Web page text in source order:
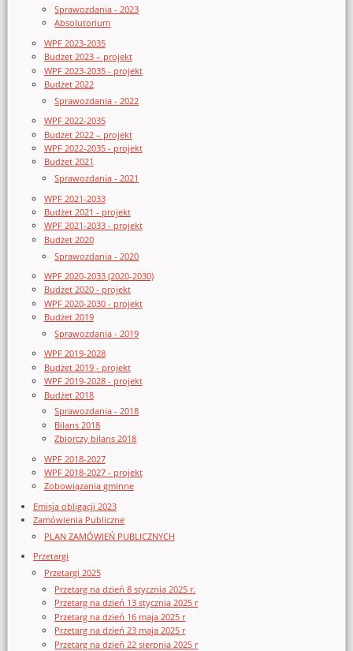
Sprawozdania - 2023
Absolutorium
WPF 2023-2035
Budżet 2023 – projekt
WPF 2023-2035 - projekt
Budżet 2022
Sprawozdania - 2022
WPF 2022-2035
Budżet 2022 – projekt
WPF 2022-2035 - projekt
Budżet 2021
Sprawozdania - 2021
WPF 2021-2033
Budżet 2021 - projekt
WPF 2021-2033 - projekt
Budżet 2020
Sprawozdania - 2020
WPF 2020-2033 (2020-2030)
Budżet 2020 - projekt
WPF 2020-2030 - projekt
Budżet 2019
Sprawozdania - 2019
WPF 2019-2028
Budżet 2019 - projekt
WPF 2019-2028 - projekt
Budżet 2018
Sprawozdania - 2018
Bilans 2018
Zbiorczy bilans 2018
WPF 2018-2027
WPF 2018-2027 - projekt
Zobowiązania gminne
Emisja obligacji 2023
Zamówienia Publiczne
PLAN ZAMÓWIEŃ PUBLICZNYCH
Przetargi
Przetargi 2025
Przetarg na dzień 8 stycznia 2025 r.
Przetarg na dzień 13 stycznia 2025 r
Przetarg na dzień 16 maja 2025 r
Przetarg na dzień 23 maja 2025 r
Przetarg na dzień 22 sierpnia 2025 r